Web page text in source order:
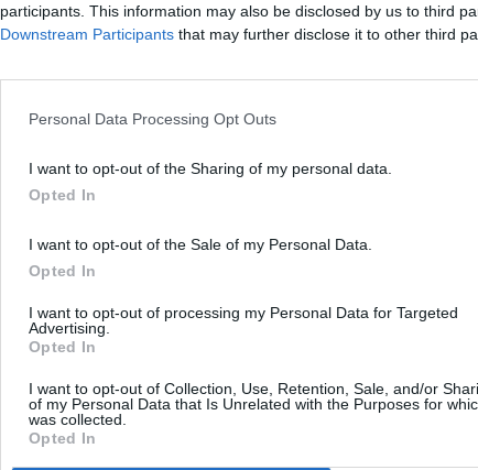
participants. This information may also be disclosed by us to third
Downstream Participants that may further disclose it to other third
Personal Data Processing Opt Outs
I want to opt-out of the Sharing of my personal data.
Opted In
I want to opt-out of the Sale of my Personal Data.
Opted In
I want to opt-out of processing my Personal Data for Targeted
Advertising.
Opted In
I want to opt-out of Collection, Use, Retention, Sale, and/or
of my Personal Data that Is Unrelated with the Purposes for
was collected.
Opted In
Σχετικά Άρθρα